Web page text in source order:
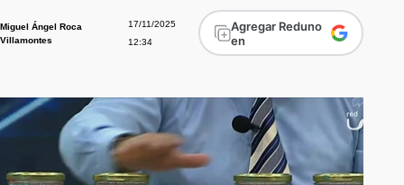
Miguel Ángel Roca
Villamontes
17/11/2025
12:34
Agregar Reduno
en